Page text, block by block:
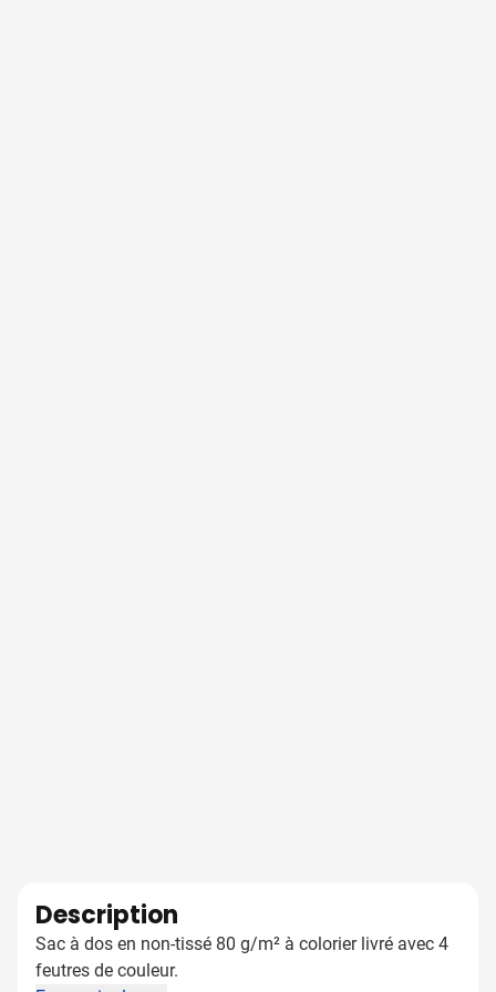
Description
Sac à dos en non-tissé 80 g/m² à colorier livré avec 4
feutres de couleur.